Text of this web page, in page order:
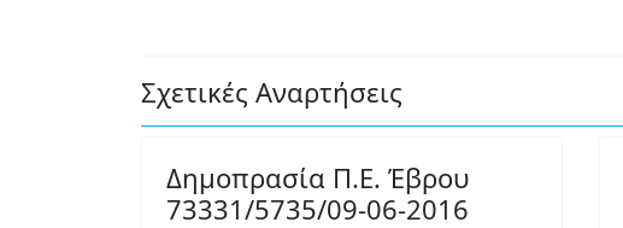
Σχετικές Αναρτήσεις
Δημοπρασία Π.Ε. Έβρου
73331/5735/09-06-2016